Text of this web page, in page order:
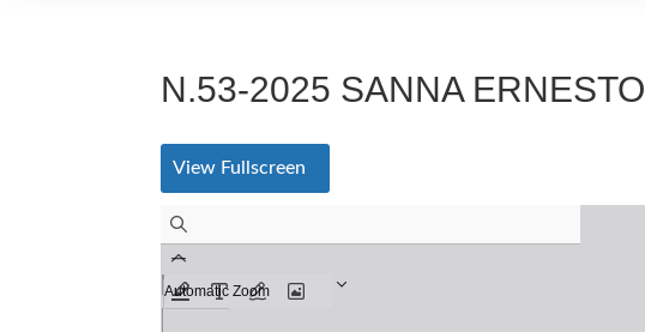
N.53-2025 SANNA ERNESTO
View Fullscreen